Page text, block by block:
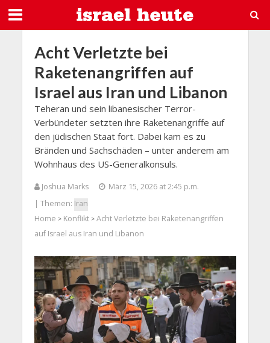
Acht Verletzte bei
Raketenangriffen auf
Israel aus Iran und Libanon
Teheran und sein libanesischer Terror-
Verbündeter setzten ihre Raketenangriffe auf
den jüdischen Staat fort. Dabei kam es zu
Bränden und Sachschäden – unter anderem am
Wohnhaus des US-Generalkonsuls.
Joshua Marks
März 15, 2026 at 2:45 p.m.
| Themen: Iran
Home > Konflikt> Acht Verletzte bei Raketenangriffen
auf Israel aus Iran und Libanon